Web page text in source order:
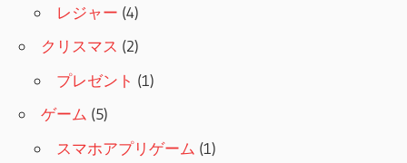
レジャー (4)
クリスマス (2)
プレゼント (1)
ゲーム (5)
スマホアプリゲーム (1)